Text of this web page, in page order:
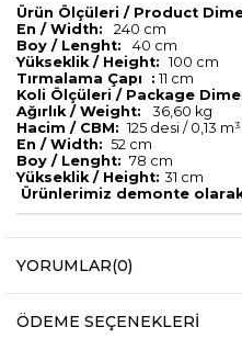
Ürün Ölçüleri / Product
En / Width:
240 cm
Boy / Lenght:
40 cm
Yükseklik / Height: 100 cm
Tırmalama Çapı : 11 cm
Koli Ölçüleri / Package
Ağırlık / Weight:
36,60 kg
Hacim / CBM: 125 desi / 0,13 m³
En / Width: 52 cm
Boy / Lenght: 78 cm
Yükseklik / Height: 31 cm
Ürünlerimiz demonte
YORUMLAR(0)
ÖDEME SEÇENEKLERI